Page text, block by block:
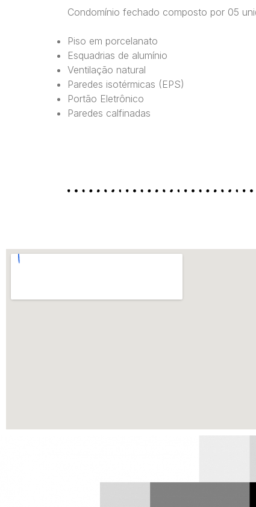
Condomínio fechado composto por 05
Piso em porcelanato
Esquadrias de alumínio
Ventilação natural
Paredes isotérmicas (EPS)
Portão Eletrônico
Paredes calfinadas